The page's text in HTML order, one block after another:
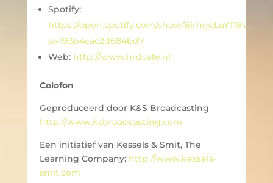
Spotify:
https://open.spotify.com/show/
si=193b4cac2d684bd7
Web: http://www.hrdcafe.nl
Colofon
Geproduceerd door K&S Broadcasting
http://www.ksbroadcasting.com
Een initiatief van Kessels & Smit, The
Learning Company: http://www.kessels-
smit.com